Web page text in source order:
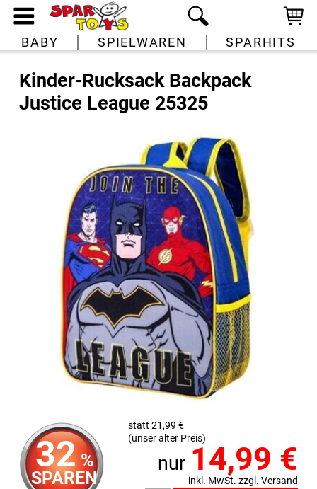
BABY SPIELWAREN SPARHITS
Kinder-Rucksack Backpack
Justice League 25325
32 %
SPAREN
statt 21,99 €
(unser alter Preis)
nur 14,99 €
inkl. MwSt. zzgl. Versand